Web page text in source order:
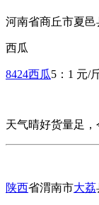
河南省商丘市夏邑
西瓜
8424西瓜5：1 元/
天气晴好货量足
陕西省渭南市大荔